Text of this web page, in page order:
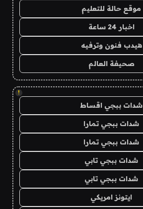
موقع حالة للتعليم
اخبار 24 ساعة
هيدب فنون وترفيه
صحيفة العالم
!
شدات ببجي اقساط
شدات ببجي تمارا
شدات ببجي تمارا
شدات ببجي تابي
شدات ببجي تابي
ايتونز امريكي